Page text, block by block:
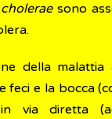
choleraesono
della malattia
feci e la bocca
via diretta